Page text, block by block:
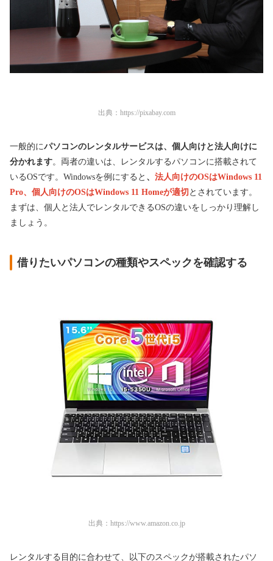
出典： https://pixabay.com
一般的にパソコンのレンタルサービスは、個人向けと法人向けに
分かれます。両者の違いは、レンタルするパソコンに搭載されて
いるOSです。Windowsを例にすると 、 法人向けのOSはWindows 11
Pro、個人向けのOSはWindows 11 Homeが適切 とされています。
まずは、個人と法人でレンタルできるOSの違いをしっかり理解し
ましょう。
借りたいパソコンの種類やスペックを確認する
出典： https://www.amazon.co.jp
レンタルする目的に合わせて、以下のスペックが搭載されたパソ